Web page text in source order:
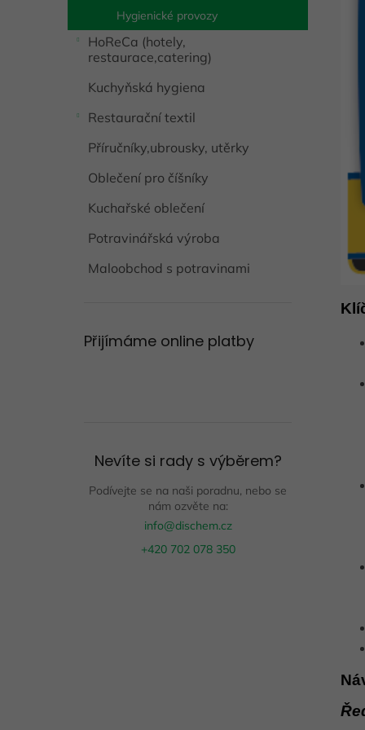
Hygienické provozy
HoReCa (hotely,
restaurace,catering)
Kuchyňská hygiena
Restaurační textil
Příručníky,ubrousky, utěrky
Oblečení pro číšníky
Kuchařské oblečení
Potravinářská výroba
Maloobchod s potravinami
Přijímáme online platby
Nevíte si rady s výběrem?
Podívejte se na naši poradnu, nebo se
nám ozvěte na:
info@dischem.cz
+420 702 078 350